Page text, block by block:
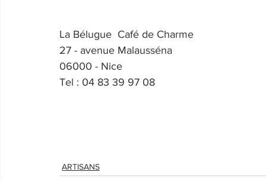
La Bélugue  Café de Charme
27 - avenue Malausséna
06000 - Nice
Tel : 04 83 39 97 08
ARTISANS